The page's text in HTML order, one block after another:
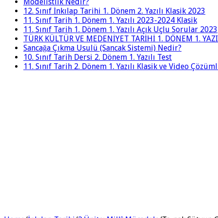
12. Sınıf İnkılap Tarihi 1. Dönem 2. Yazılı Klasik 2023
11. Sınıf Tarih 1. Dönem 1. Yazılı 2023-2024 Klasik
11. Sınıf Tarih 1. Dönem 1. Yazılı Açık Uçlu Sorular 2023
TÜRK KÜLTÜR VE MEDENİYET TARİHİ 1. DÖNEM 1.
Sancağa Çıkma Usulü (Sancak Sistemi) Nedir?
10. Sınıf Tarih Dersi 2. Dönem 1. Yazılı Test
11. Sınıf Tarih 2. Dönem 1. Yazılı Klasik ve Video